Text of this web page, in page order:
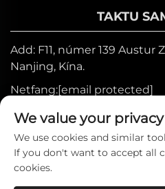
TAKTU
Add: F11, númer 139 Austur
Nanjing, Kína.
Netfang:[email protected]
Farsími:+86-17327710449
Sími:+86-025-84573776
Höfundarréttur ©
We value your privacy
We use cookies and similar
If you don't want to accept all
cookies.